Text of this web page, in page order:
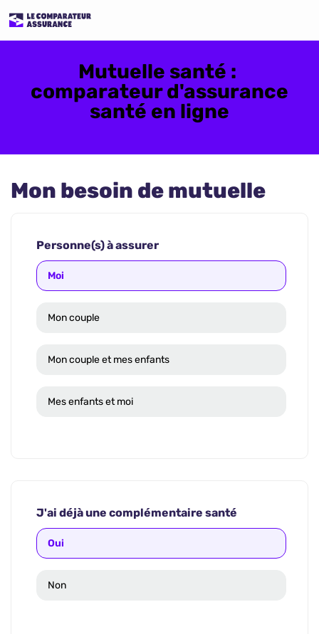
Mutuelle santé :
comparateur d'assurance
santé en ligne
Mon besoin de mutuelle
Personne(s) à assurer
Moi
Mon couple
Mon couple et mes enfants
Mes enfants et moi
J'ai déjà une complémentaire santé
Oui
Non